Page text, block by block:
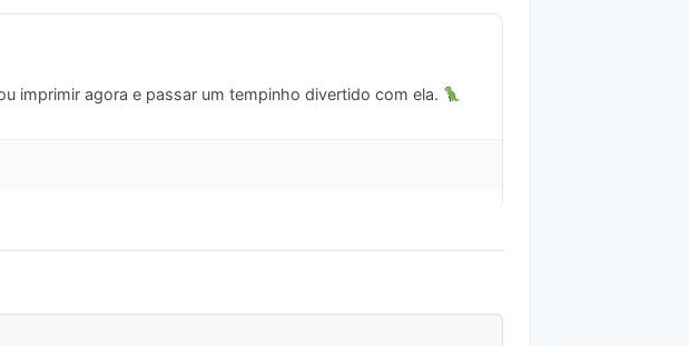
imprimir agora e passar um tempinho divertido com ela.